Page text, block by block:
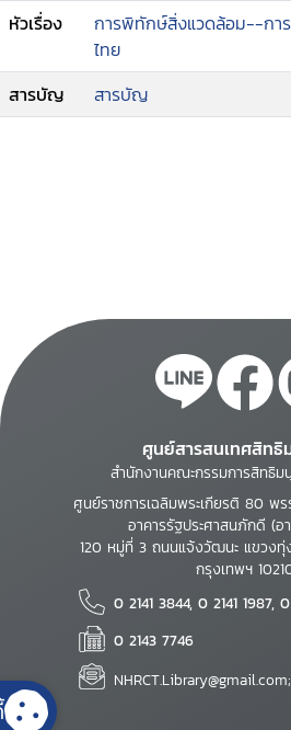
หัวเรื่อง
การพิทักษ์สิ่งแวดล้อม--กา
ไทย
สารบัญ
สารบัญ
ศูนย์สารสนเทศสิท
สำนักงานคณะกรรมการสิทธิ
ศูนย์ราชการเฉลิมพระเกียรติ 80 พ
อาคารรัฐประศาสนภักดี (อ
120 หมู่ที่ 3 ถนนแจ้งวัฒนะ แขวง
กรุงเทพฯ
0 2141 3844, 0 2141 1987,
0 2143 7746